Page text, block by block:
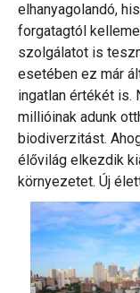
elhanyagolandó,
forgatagtól
szolgálatot is
esetében ez már
ingatlan értékét is.
millióinak adunk
biodiverzitást.
élővilág elkezdik
környezetet. Új